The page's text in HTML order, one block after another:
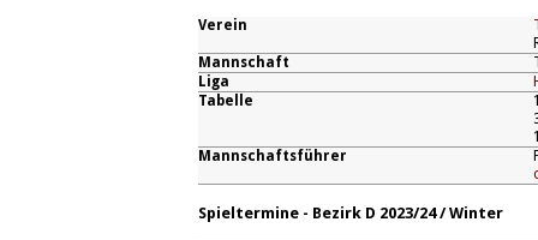
Verein
Mannschaft
Liga
Tabelle
Mannschaftsführer
Spieltermine - Bezirk D 2023/24 / Winter